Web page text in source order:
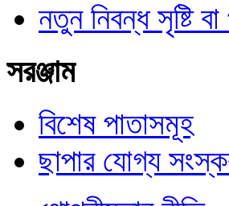
নতুন নিবন্ধ সৃষ্টি
সরঞ্জাম
বিশেষ পাতাসমূহ
ছাপার যোগ্য